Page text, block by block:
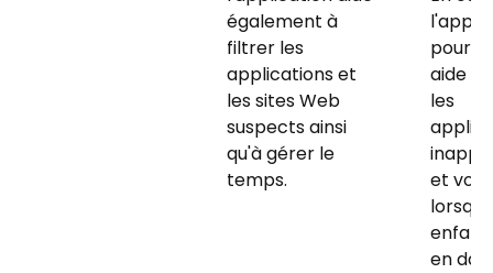
également à
filtrer les
applications et
les sites Web
suspects ainsi
qu'à gérer le
temps.
aide à
les
et
en